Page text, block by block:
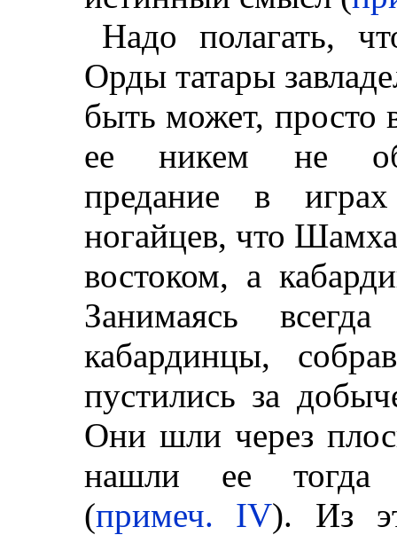
Надо полагать,
Орды татары
быть может, просто
ее никем не
предание в
ногайцев, что
востоком, а
Занимаясь
кабардинцы,
пустились за
Они шли через
нашли ее тогда
(примеч. IV). Из